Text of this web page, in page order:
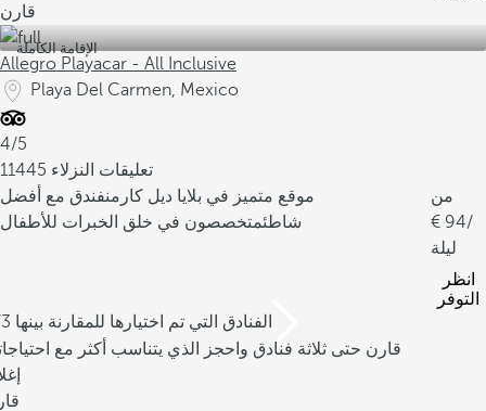
قارن
الإقامة الكاملة
Allegro Playacar - All Inclusive
Playa Del Carmen, Mexico
4/5
11445 تعليقات النزلاء
موقع متميز في بلايا ديل كارمنفندق مع أفضل
شاطئمتخصصون في خلق الخبرات للأطفال
من
94/
ليلة
انظر
التوفر
/3 الفنادق التي تم اختيارها للمقارنة بينها
قارن حتى ثلاثة فنادق واحجز الذي يتناسب أكثر مع